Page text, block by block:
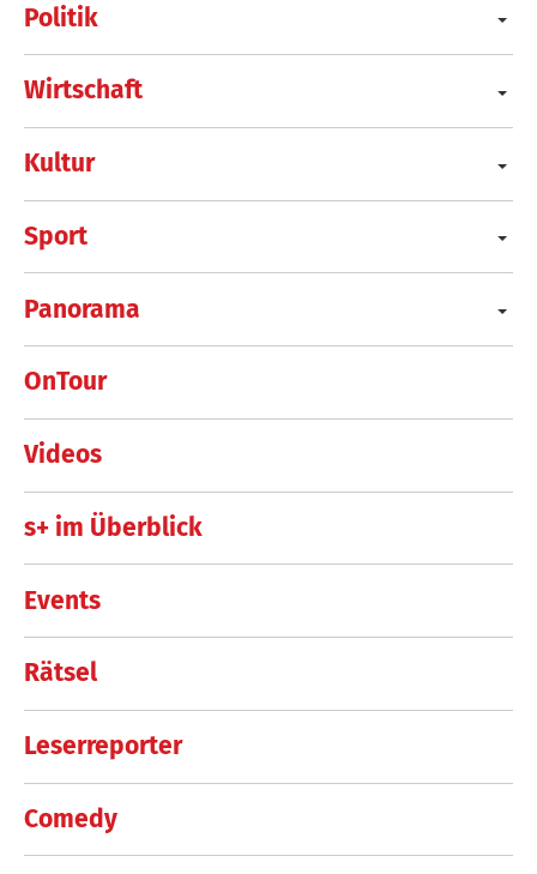
Politik
Wirtschaft
Kultur
Sport
Panorama
OnTour
Videos
s+ im Überblick
Events
Rätsel
Leserreporter
Comedy